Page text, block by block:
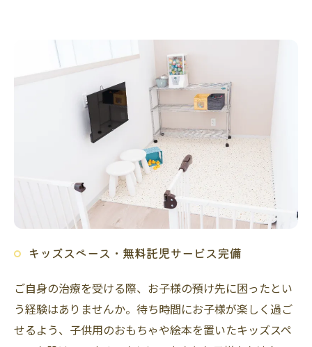
キッズスペース・無料託児サービス完備
ご自身の治療を受ける際、お子様の預け先に困ったとい
う経験はありませんか。待ち時間にお子様が楽しく過ご
せるよう、子供用のおもちゃや絵本を置いたキッズスペ